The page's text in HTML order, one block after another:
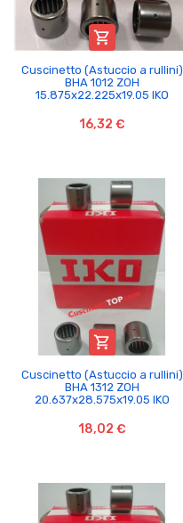

Cuscinetto (Astuccio a rullini)
BHA 1012 ZOH
15.875x22.225x19.05 IKO
16,32 €

Cuscinetto (Astuccio a rullini)
BHA 1312 ZOH
20.637x28.575x19.05 IKO
18,02 €